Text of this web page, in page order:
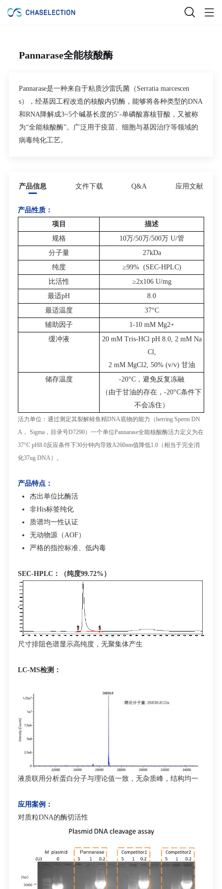
Pannarase全能核酸酶
Pannarase是一种来自于粘质沙雷氏菌（ Serratia marcescen
s），经基因工程改造的核酸内切酶，能够将各种类型的DNA
和RNA降解成3~5个碱基长度的5’-单磷酸寡核苷酸，又被称
为“全能核酸酶”。广泛用于疫苗、细胞与基因治疗等领域的
病毒纯化工艺。
产品信息 文件下载 Q&A 应用文献
产品性质：
项目
描述
规格
10万/50万/500万 U/管
分子量
27kDa
纯度
≥99% (SEC-HPLC)
比活性
≥2x106U/mg
最适pH
8.0
最适温度
37°C
辅助因子
1-10 mM Mg2+
缓冲液
20 mM Tris-HCl pH 8.0, 2 mM Na
Cl,
2 mM MgCl2, 50% (v/v) 甘油
储存温度
-20°C ，避免反复冻融
（由于甘油的存在， -20°C条件下
不会冻住）
活力单位： 通过测定其裂解鲱鱼精DNA底物的能力（herring Sperm DN
A ， Sigma ，目录号D7290）一个单位Pannarase全能核酸酶活力定义为在
37°C pH8.0反应条件下30分钟内导致A260nm值降低1.0 （相当于完全消
化37ug DNA）。
产品特点：
杰出单位比酶活
非His标签纯化
质谱均一性认证
无动物源（AOF）
严格的指控标准、低内毒
SEC-HPLC： （纯度99.72% ）
尺寸排阻色谱显示高纯度，无聚集体产生
LC-MS检测：
液质联用分析蛋白分子与理论值一致，无杂质峰，结构均一
应用案例：
对质粒DNA的酶切活性